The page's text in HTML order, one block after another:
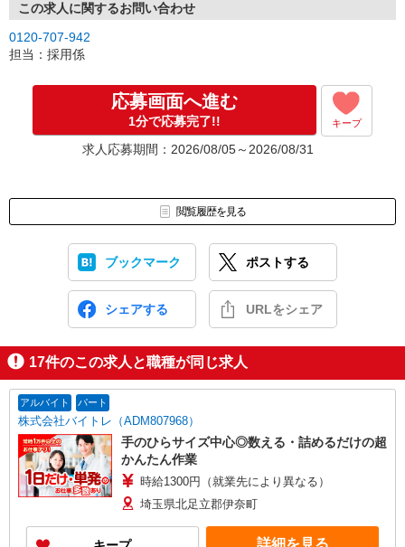
▼Step2 全国にあるお仕事の中から、あなたにピッタリのお仕事を
ご案内
▼Step3 就業前に職場見学で気になる事はしっかりチェック！
応募⇒最短で2日後からの勤務も可能です！
この求人に関するお問い合わせ
0120-707-942
担当：採用係
応募画面へ進む
1分で応募完了!! キープ
求人応募期間：2026/08/05～2026/08/31
閲覧履歴を見る
ブックマーク ポストする
シェアする URLをシェア
17件のこの求人と職種が同じ求人
アルバイト パート
株式会社バイトレ（ADM807968）
手のひらサイズ中心◎数える・詰めるだけの超
かんたん作業
時給1300円（就業先により異なる）
埼玉県北足立郡伊奈町
詳細を見る